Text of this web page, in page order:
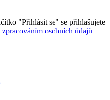
"Přihlásit se" se přihlašujete
zpracováním osobních údajů.